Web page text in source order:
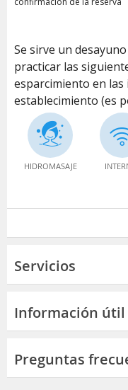
Se sirve un
practicar las
esparcimiento en las
establecimiento (es
HIDROMASAJE
Servicios
Información útil
Preguntas